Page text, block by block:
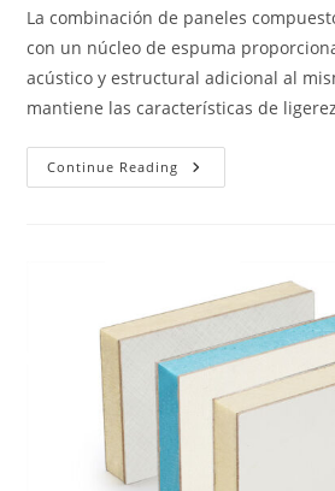
La combinación de paneles
con un núcleo de espuma
acústico y estructural adicional al
mantiene las características de
Continue Reading Paneles
Con